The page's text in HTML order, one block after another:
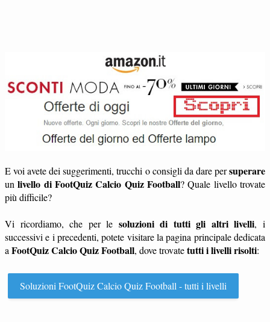
E voi avete dei suggerimenti, trucchi o consigli da dare persuperare
unlivello di FootQuiz Calcio Quiz Football? Quale livello trovate
più difficile?
Vi ricordiamo, che per le soluzioni di tutti gli altri livelli, i
successivi e i precedenti, potete visitare la pagina principale dedicata
a FootQuiz Calcio Quiz Football, dove trovatetutti i livelli risolti:
Soluzioni FootQuiz Calcio Quiz Football - tutti i livelli